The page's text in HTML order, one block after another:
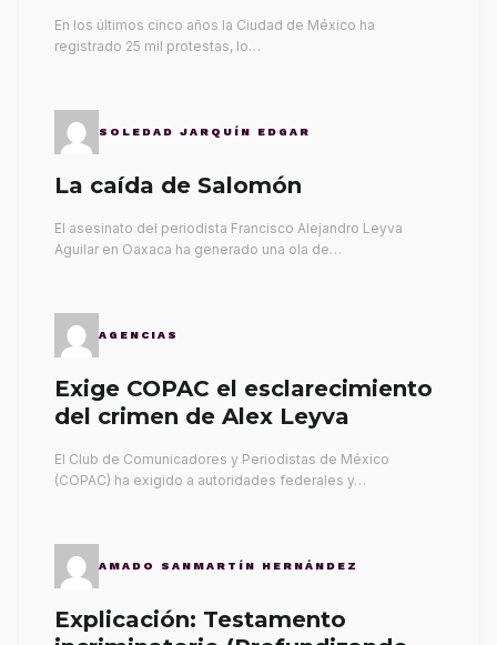
En los últimos cinco años la Ciudad de México ha
registrado 25 mil protestas, lo…
SOLEDAD JARQUÍN EDGAR
La caída de Salomón
El asesinato del periodista Francisco Alejandro Leyva
Aguilar en Oaxaca ha generado una ola de…
AGENCIAS
Exige COPAC el esclarecimiento
del crimen de Alex Leyva
El Club de Comunicadores y Periodistas de México
(COPAC) ha exigido a autoridades federales y…
AMADO SANMARTÍN HERNÁNDEZ
Explicación: Testamento